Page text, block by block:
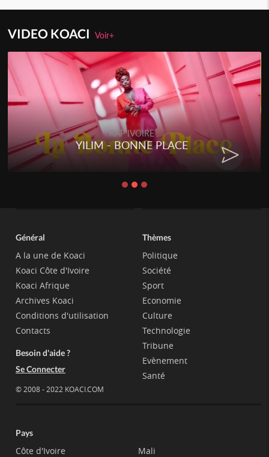
VIDEO KOACIVoir+
RAP IVOIRE
YILIM - BONNE PLACE
Général
A la une de Koaci
Koaci Côte d'Ivoire
Koaci Afrique
Archives Koaci
Conditions d'utilisation
Contacts
Besoin d'aide ?
Se Connecter
© 2008 - 2022 KOACI.COM
Thèmes
Politique
Société
Sport
Economie
Culture
Technologie
Tribune
Evènement
Santé
Pays
Côte d'Ivoire
Mali